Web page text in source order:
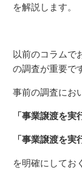
を解説します。
以前のコラムで
の調査が重要で
事前の調査にお
「事業譲渡を
「事業譲渡を
を明確にしてお